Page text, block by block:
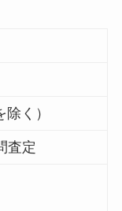
く）
査定